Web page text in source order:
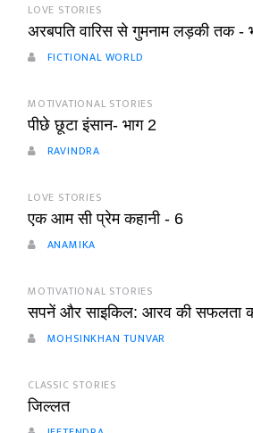
LOVE STORIES
अरबपति वारिस से गुमनाम लड़की तक -
FICTIONAL WORLD
MOTIVATIONAL STORIES
पीछे छूटा इंसान- भाग 2
RAVINDRA
LOVE STORIES
एक आम सी प्रेम कहानी - 6
ANAMIKA
MOTIVATIONAL STORIES
सपनें और साइकिल: आरव की सफलता
MOHSINKHAN TUNVAR
CLASSIC STORIES
जिल्लत